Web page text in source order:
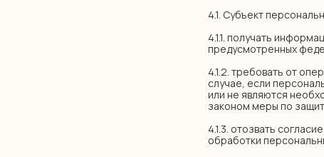
4.1. Субъект
4.1.1. получать
предусмотренных
4.1.2. требовать от
случае, если
или не являются
законом меры по
4.1.3. отозвать
обработки